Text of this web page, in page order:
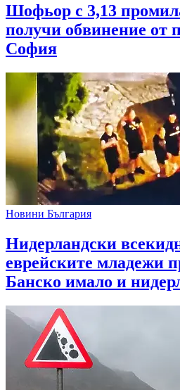
Шофьор с 3,13
получи обвинение от
София
Новини България
Нидерландски
еврейските младежи
Банско имало и